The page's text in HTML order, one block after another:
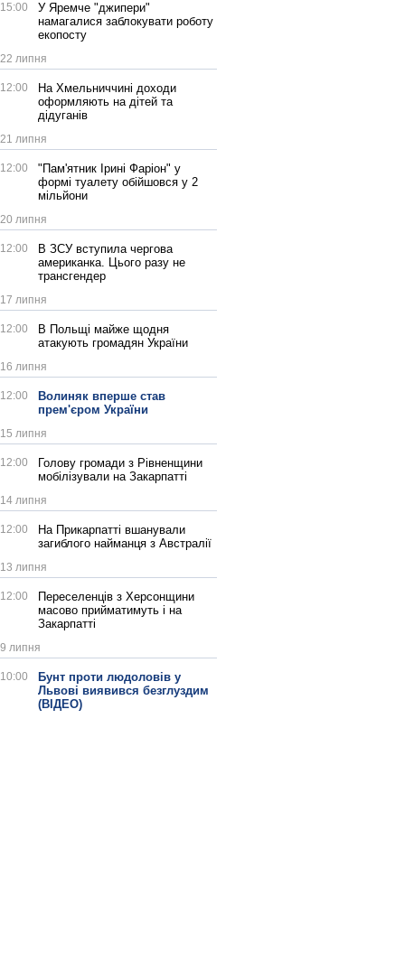
15:00
У Яремче "джипери"
намагалися заблокувати роботу
екопосту
22 липня
12:00
На Хмельниччині доходи
оформляють на дітей та
дідуганів
21 липня
12:00
"Пам'ятник Ірині Фаріон" у
формі туалету обійшовся у 2
мільйони
20 липня
12:00
В ЗСУ вступила чергова
американка. Цього разу не
трансгендер
17 липня
12:00
В Польщі майже щодня
атакують громадян України
16 липня
12:00
Волиняк вперше став
прем'єром України
15 липня
12:00
Голову громади з Рівненщини
мобілізували на Закарпатті
14 липня
12:00
На Прикарпатті вшанували
загиблого найманця з Австралії
13 липня
12:00
Переселенців з Херсонщини
масово прийматимуть і на
Закарпатті
9 липня
10:00
Бунт проти людоловів у
Львові виявився безглуздим
(ВІДЕО)